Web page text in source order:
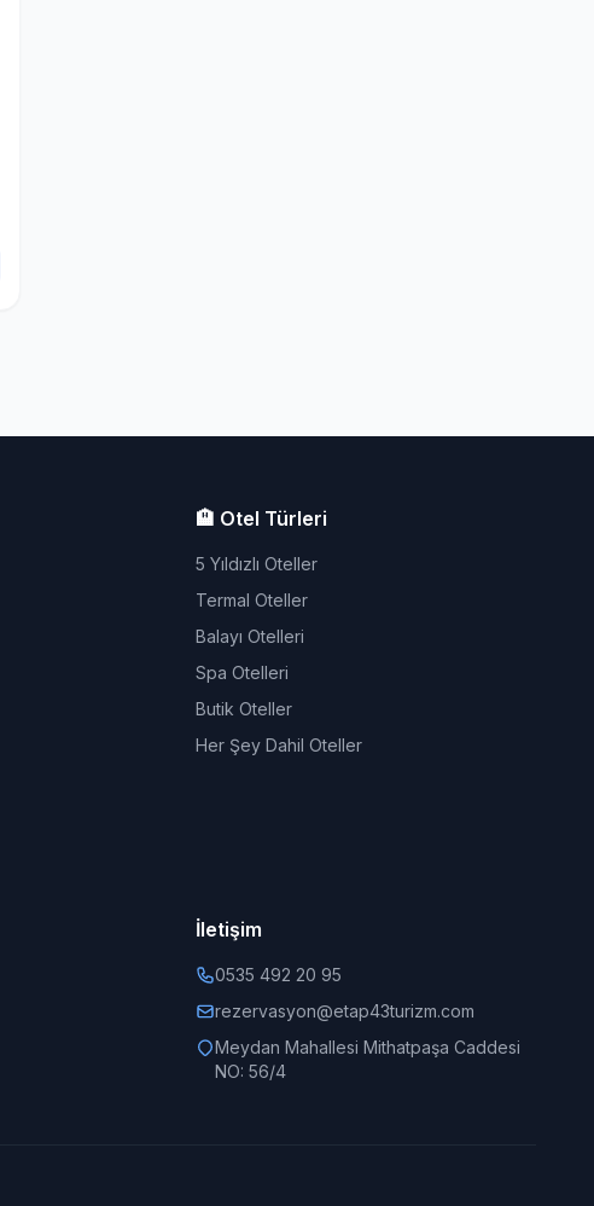
🏨 Otel Türleri
5 Yıldızlı Oteller
Termal Oteller
Balayı Otelleri
Spa Otelleri
Butik Oteller
Her Şey Dahil Oteller
İletişim
0535 492 20 95
rezervasyon@etap43turizm.com
Meydan Mahallesi Mithatpaşa Caddesi
NO: 56/4